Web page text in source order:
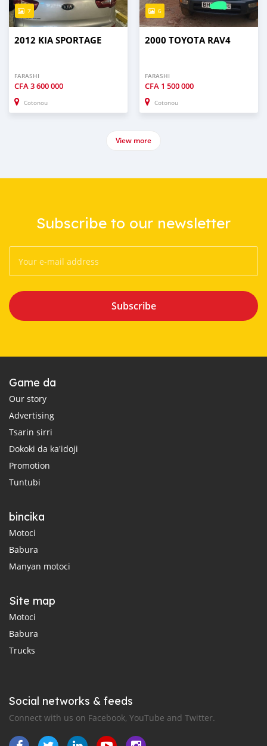
7
2012 KIA SPORTAGE
FARASHI
CFA3 600 000
Cotonou
6
2000 TOYOTA RAV4
FARASHI
CFA 1 500 000
Cotonou
View more
Subscribe to our newsletter
Subscribe
Game da
Our story
Advertising
Tsarin sirri
Dokoki da ka'idoji
Promotion
Tuntubi
bincika
Motoci
Babura
Manyan motoci
Site map
Motoci
Babura
Trucks
Social networks & feeds
Connect with us on Facebook, YouTube and Twitter.